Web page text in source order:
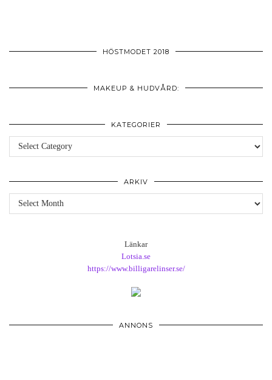
HÖSTMODET 2018
MAKEUP & HUDVÅRD:
KATEGORIER
Kategorier
ARKIV
Arkiv
Länkar
Lotsia.se
https://www.billigarelinser.se/
ANNONS